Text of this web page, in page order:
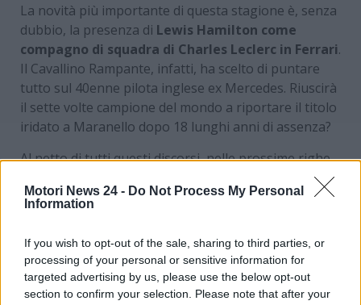
Motori News 24 - Do Not Process My Personal
Information
If you wish to opt-out of the sale, sharing to third parties, or
processing of your personal or sensitive information for
targeted advertising by us, please use the below opt-out
section to confirm your selection. Please note that after your
La novità più importante di questa stagione è, senza
dubbio, la presenza di Lewis Hamilton come
compagno di squadra di Charles Leclerc in Ferrari.
Il Cavallino Rampante, infatti, ha scelto di puntare
tutto sul 40enne pilota inglese ex Mercedes. Riuscirà
il sette volte campione del mondo a riportare il titolo
iridato a Maranello dopo 18 lunghi anni di assenza?
Al netto di tutti questi discorsi, nelle prossime righe
tensione presente in Formula 1 tra la FIA, i piloti,
Ecco quali regole potranno mutare già a partire dalle
prossime gare in programma.
La decisione della FIA che